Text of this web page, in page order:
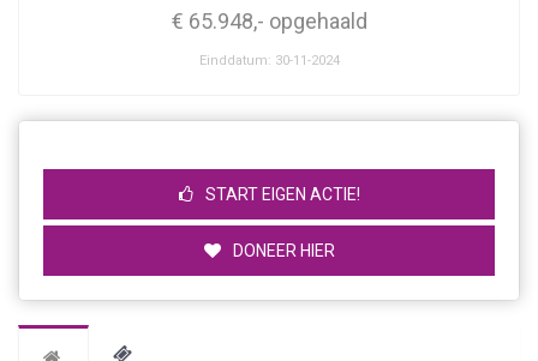
€ 65.948,- opgehaald
Einddatum: 30-11-2024
START EIGEN ACTIE!
DONEER HIER